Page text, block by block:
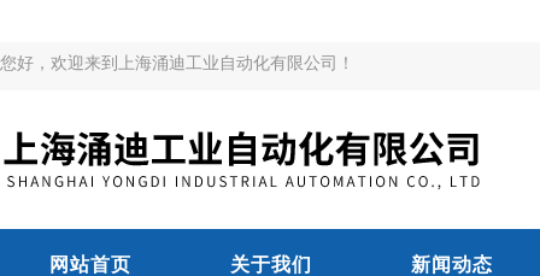
您好，欢迎来到上海涌迪工业自动化有限公司！
网站首页 关于我们 新闻动态